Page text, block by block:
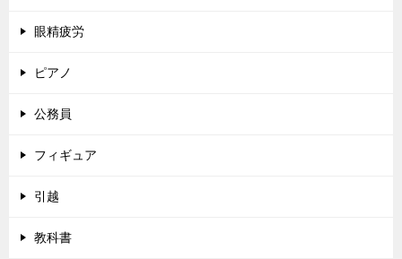
眼精疲労
ピアノ
公務員
フィギュア
引越
教科書